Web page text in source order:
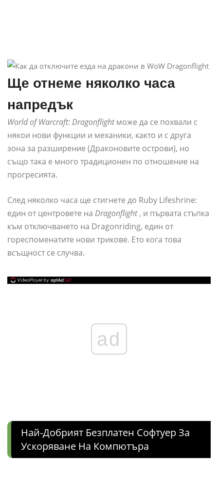
Ще отнеме няколко часа
напредък
World of Warcraft: Dragonflightможе да се похвали с
някои нови функции и механики, както и с друга
зона за разширение (Драконовите острови), но
също така е много традиционен по отношение на
прогресията.
След няколко часа ще стигнете до Ruby Lifeshrine:
един от центровете на Dragonflight, и първата стъпка
към отключването на Dragonriding, един от
гореспоменатите нови трикове. Ето кога това
всъщност се случва.
ad
Най-Добрият Безплатен Софтуер За
Ускоряване На Компютъра